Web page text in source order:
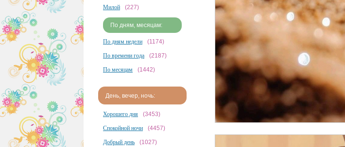
Милой (227)
По дням, месяцам:
По дням недели (1174)
По времени года (2187)
По месяцам (1442)
День, вечер, ночь:
Хорошего дня (3453)
Спокойной ночи (4457)
Добрый день (1027)